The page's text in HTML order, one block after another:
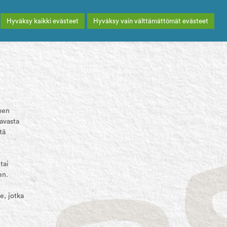
jotka
Hyväksy kaikki evästeet Hyväksy vain välttämättömät evästeet